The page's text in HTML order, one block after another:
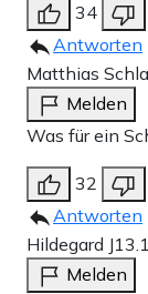
34
Antworten
Matthias
Melden
Was für ein
32
Antworten
Hildegard J
Melden